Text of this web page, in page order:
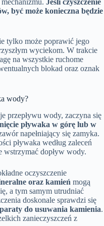
Jeśli czyszczenie
być może konieczna będzie
tylko może poprawić jego
wyciekom. W trakcie
na wszystkie ruchome
blokad oraz oznak
wody?
przepływu wody, zaczyna się
pływaka w górę lub w
napełniający się zamyka.
pływaka według zaleceń
wstrzymać dopływ wody.
oczyszczenie
oraz kamień mogą
a tym samym utrudniać
doskonale sprawdzi się
do usuwania kamienia.
zanieczyszczeń z